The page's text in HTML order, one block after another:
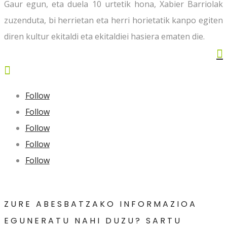
Gaur egun, eta duela 10 urtetik hona, Xabier Barriolak
zuzenduta, bi herrietan eta herri horietatik kanpo egiten
diren kultur ekitaldi eta ekitaldiei hasiera ematen die.


Follow
Follow
Follow
Follow
Follow
ZURE ABESBATZAKO INFORMAZIOA
EGUNERATU NAHI DUZU? SARTU